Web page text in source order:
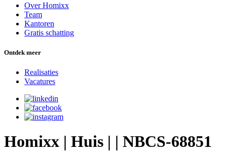
Over Homixx
Team
Kantoren
Gratis schatting
Ontdek meer
Realisaties
Vacatures
Homixx | Huis | | NBCS-68851